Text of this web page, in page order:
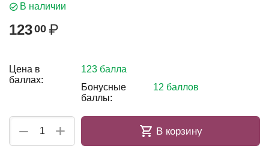
В наличии
12300 ₽
Цена в
баллах:
123 балла
Бонусные
баллы:
12 баллов
+
− В корзину